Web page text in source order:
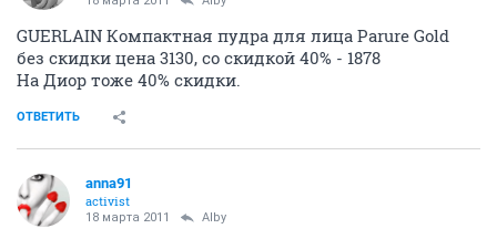
GUERLAIN Компактная пудра для лица Parure Gold
без скидки цена 3130, со скидкой 40% - 1878
На Диор тоже 40% скидки.
ОТВЕТИТЬ
anna91
activist
18 марта 2011 Alby